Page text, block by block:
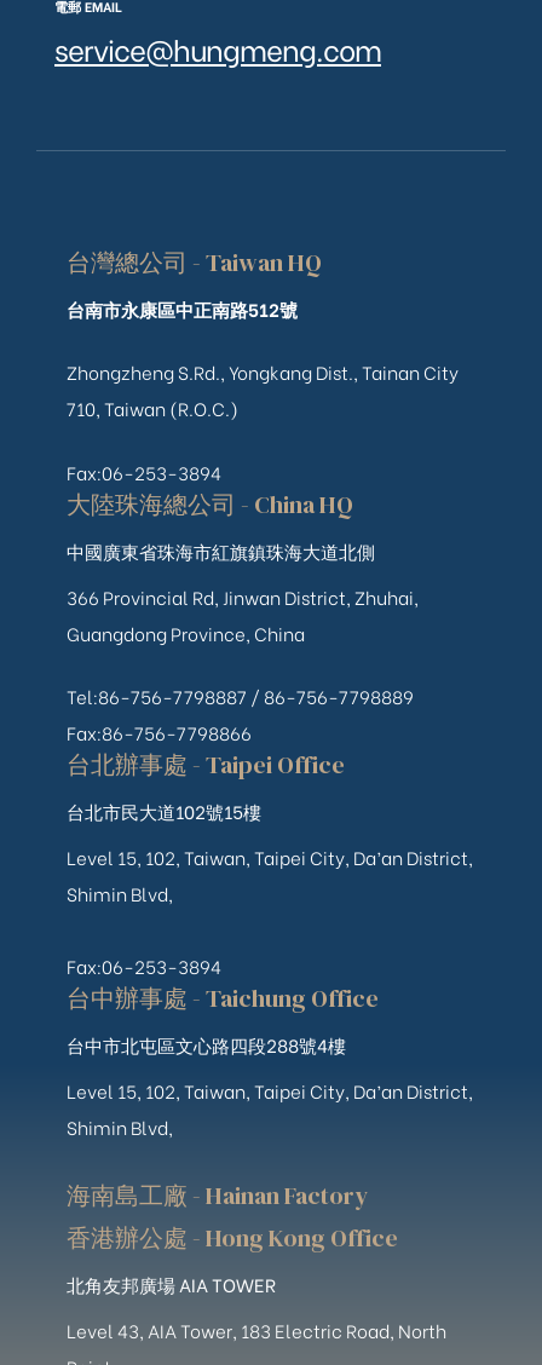
電郵 EMAIL
service@hungmeng.com
台灣總公司 - Taiwan HQ
台南市永康區中正南路512號
Zhongzheng S.Rd., Yongkang Dist., Tainan City
710, Taiwan (R.O.C.)
Fax:06-253-3894
大陸珠海總公司 - China HQ
中國廣東省珠海市紅旗鎮珠海大道北側
366 Provincial Rd, Jinwan District, Zhuhai,
Guangdong Province, China
Tel:86-756-7798887 / 86-756-7798889
Fax:86-756-7798866
台北辦事處 - Taipei Office
台北市民大道102號15樓
Level 15, 102, Taiwan, Taipei City, Da’an District,
Shimin Blvd,
Fax:06-253-3894
台中辦事處 - Taichung Office
台中市北屯區文心路四段288號4樓
Level 15, 102, Taiwan, Taipei City, Da’an District,
Shimin Blvd,
海南島工廠 - Hainan Factory
香港辦公處 - Hong Kong Office
北角友邦廣場 AIA TOWER
Level 43, AIA Tower, 183 Electric Road, North